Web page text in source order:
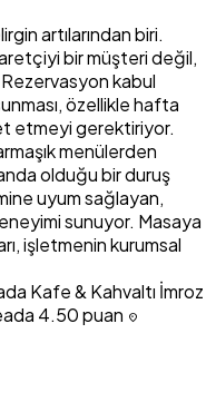
artılarından biri.
bir müşteri değil,
kabul
özellikle hafta
etmeyi gerektiriyor.
menülerden
olduğu bir duruş
uyum sağlayan,
sunuyor. Masaya
işletmenin kurumsal
Kafe & Kahvaltı İmroz
4.50 puan location_on